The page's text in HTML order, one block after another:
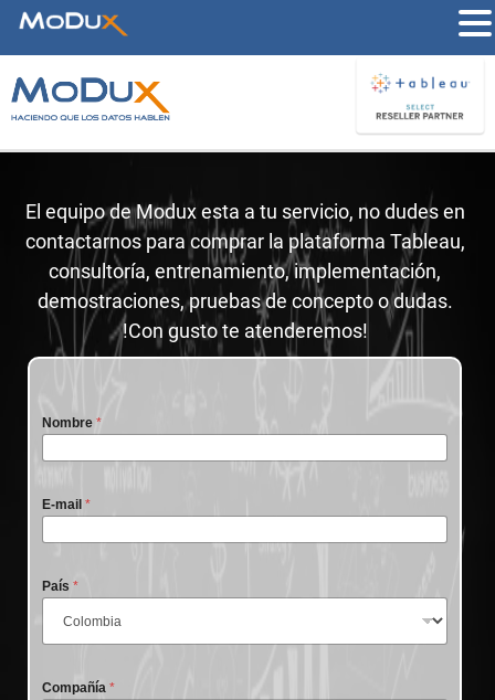
El equipo de Modux esta a tu servicio, no dudes en
contactarnos para comprar la plataforma Tableau,
consultoría, entrenamiento, implementación,
demostraciones, pruebas de concepto o dudas.
!Con gusto te atenderemos!
Nombre *
E-mail *
País *
Compañía *